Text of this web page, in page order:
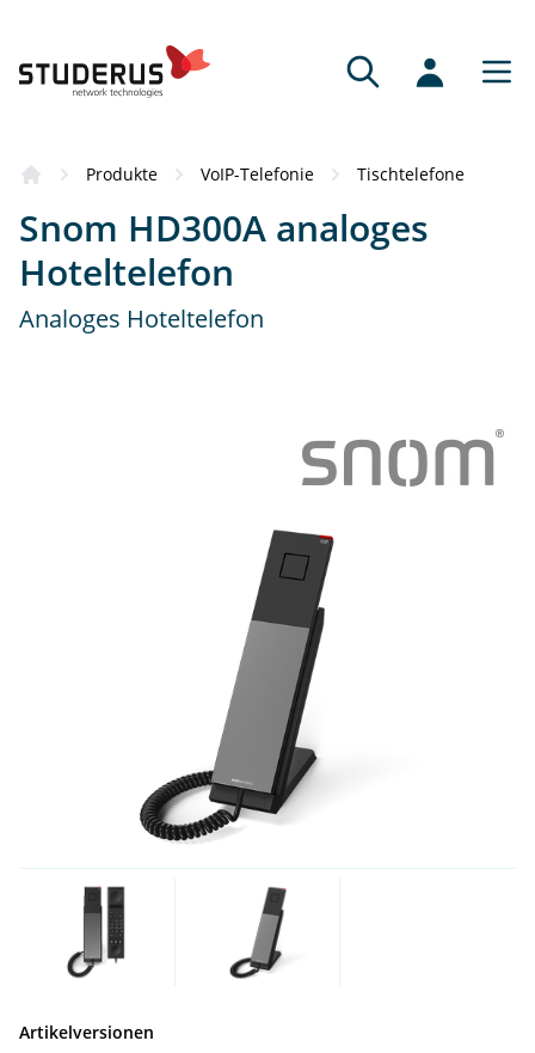
Produkte VoIP-Telefonie Tischtelefone
Snom HD300A analoges
Hoteltelefon
Analoges Hoteltelefon
Artikelversionen